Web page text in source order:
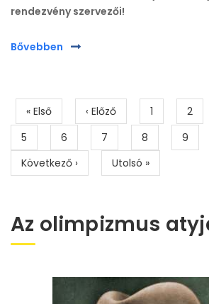
rendezvény szervezői!
Bővebben
Oldalszámozás
Első
oldal
« Első
Előző
oldal
‹ Előző Page
1 Page
2
Page
5 Page
6 Page
7 Page
8 Page
9
Következő
oldal
Következő ›
Utolsó
oldal
Utolsó »
Az olimpizmus